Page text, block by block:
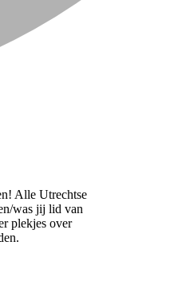
Alle Utrechtse
was jij lid van
plekjes over